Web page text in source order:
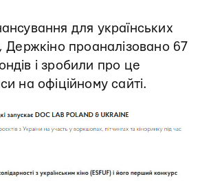
для українських
Держкіно проаналізовано 67
і зробили про це
на офіційному сайті.